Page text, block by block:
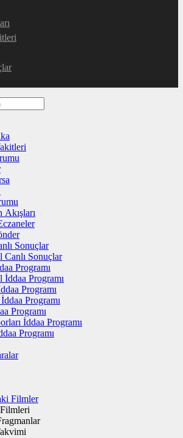
Akışları
Sonuçlar
Canlı Sonuçlar
Programı
İddaa Programı
Programı
Programı
Programı
İddaa Programı
Programı
Filmler